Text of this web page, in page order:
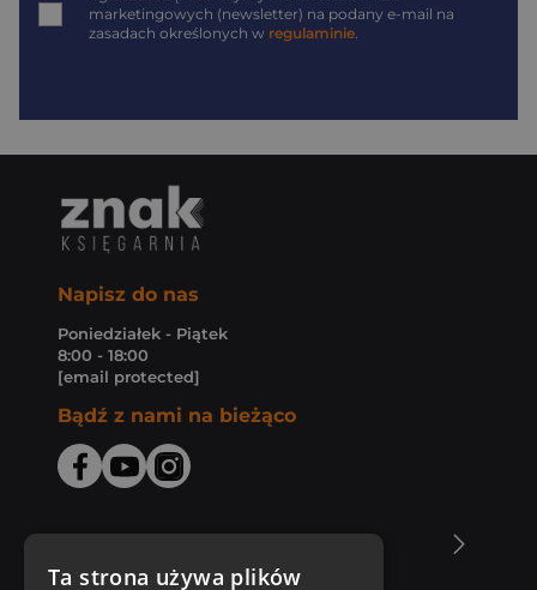
marketingowych (newsletter) na podany e-mail na
zasadach określonych w regulaminie.
Napisz do nas
Poniedziałek - Piątek
8:00 - 18:00
[email protected]
Bądź z nami na bieżąco
Ta strona używa plików